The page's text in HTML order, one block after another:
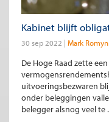
Kabinet blijft
30 sep 2022 Mark Romyn
De Hoge Raad zette
uitvoeringsbezwaren
onder beleggingen
belegger alsnog veel te